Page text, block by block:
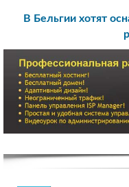
В Бельгии хотят